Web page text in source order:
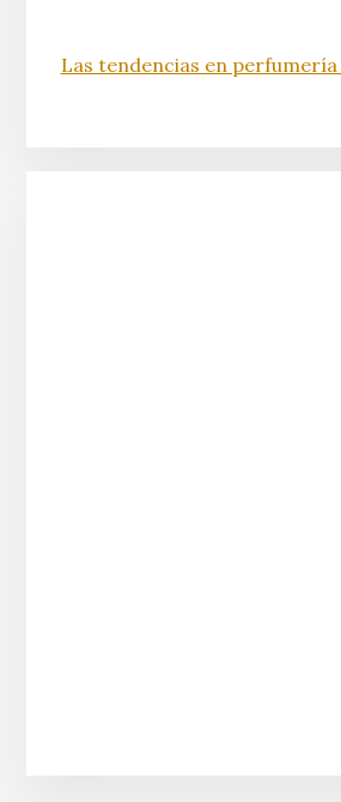
Las tendencias en perfumería